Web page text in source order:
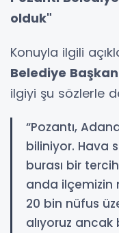
olduk"
Konuyla ilgili
Belediye
ilgiyi şu sözlerle
“Pozantı,
biliniyor. Hava
burası bir
anda ilçemizin
20 bin nüfus
alıyoruz